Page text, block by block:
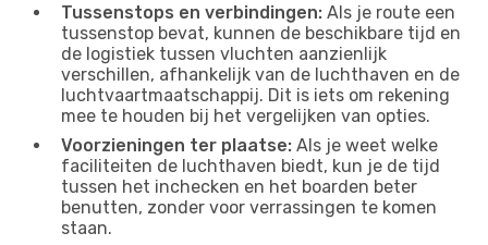
Tussenstops en verbindingen: Als je route een
tussenstop bevat, kunnen de beschikbare tijd en
de logistiek tussen vluchten aanzienlijk
verschillen, afhankelijk van de luchthaven en de
luchtvaartmaatschappij. Dit is iets om rekening
mee te houden bij het vergelijken van opties.
Voorzieningen ter plaatse: Als je weet welke
faciliteiten de luchthaven biedt, kun je de tijd
tussen het inchecken en het boarden beter
benutten, zonder voor verrassingen te komen
staan.